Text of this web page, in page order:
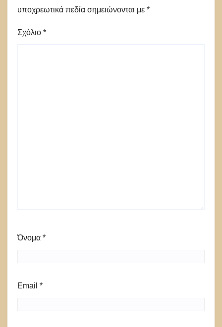
υποχρεωτικά πεδία σημειώνονται με *
Σχόλιο *
Όνομα *
Email *